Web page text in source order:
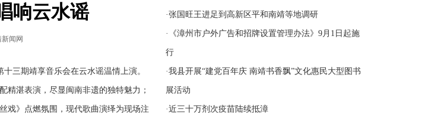
响云水谣
闻网
三期靖享音乐会在云水谣温情上演。
精湛表演，尽显闽南非遗的独特魅力；
戏》点燃氛围，现代歌曲演绎为现场注
·张国旺王进足到高新区平和南靖等地调研
· 《漳州市户外广告和招牌设置管理办法》9月1日起施
行
·我县开展“建党百年庆 南靖书香飘”文化惠民大型图书
展活动
·近三十万剂次疫苗陆续抵漳